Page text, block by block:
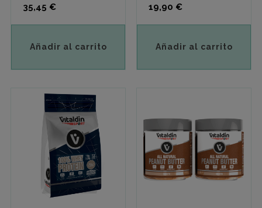
Precio
35,45 €
Añadir al carrito
Precio
19,90 €
Añadir al carrito